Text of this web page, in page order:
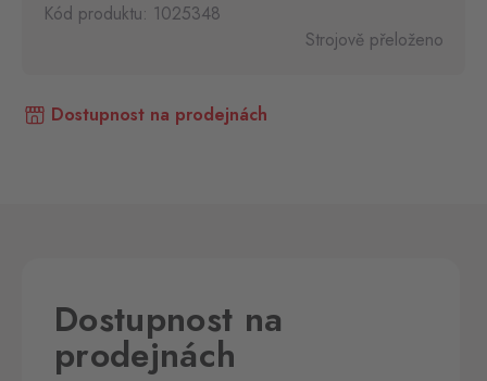
Kód produktu: 1025348
Strojově přeloženo
Dostupnost na prodejnách
Dostupnost na
prodejnách